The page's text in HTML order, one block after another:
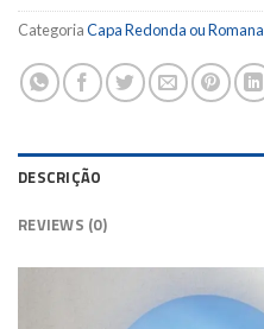
CategoriaCapa Redonda ou Romana
DESCRIÇÃO
REVIEWS (0)